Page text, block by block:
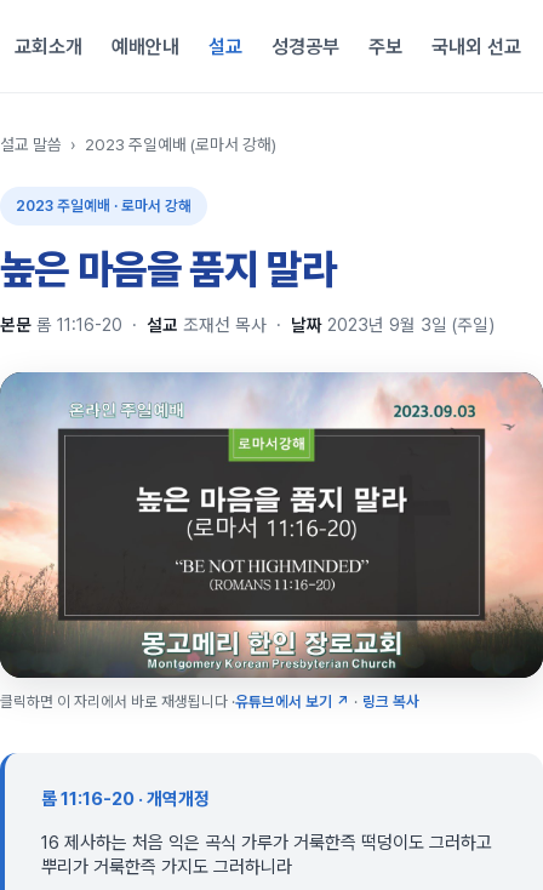
교회소개 예배안내 설교 성경공부 주보 국내외 선교
설교 말씀 › 2023 주일예배 (로마서 강해)
2023 주일예배 · 로마서 강해
높은 마음을 품지 말라
본문 롬 11:16-20 · 설교 조재선 목사 · 날짜 2023년 9월 3일 (주일)
클릭하면 이 자리에서 바로 재생됩니다 ·유튜브에서 보기 ↗ · 링크 복사
롬 11:16-20 · 개역개정
16 제사하는 처음 익은 곡식 가루가 거룩한즉 떡덩이도 그러하고
뿌리가 거룩한즉 가지도 그러하니라